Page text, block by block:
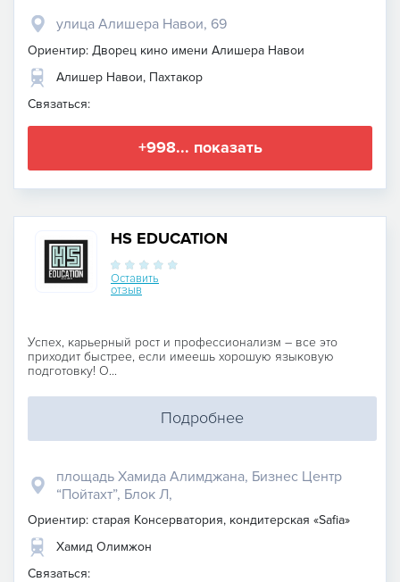
улица Алишера Навои, 69
Ориентир: Дворец кино имени Алишера Навои
Алишер Навои, Пахтакор
Связаться:
+998... показать
HS EDUCATION
Оставить
отзыв
Успех, карьерный рост и профессионализм – все это
приходит быстрее, если имеешь хорошую языковую
подготовку! О...
Подробнее
площадь Хамида Алимджана, Бизнес Центр
“Пойтахт”, Блок Л,
Ориентир: старая Консерватория, кондитерская «Safia»
Хамид Олимжон
Связаться: